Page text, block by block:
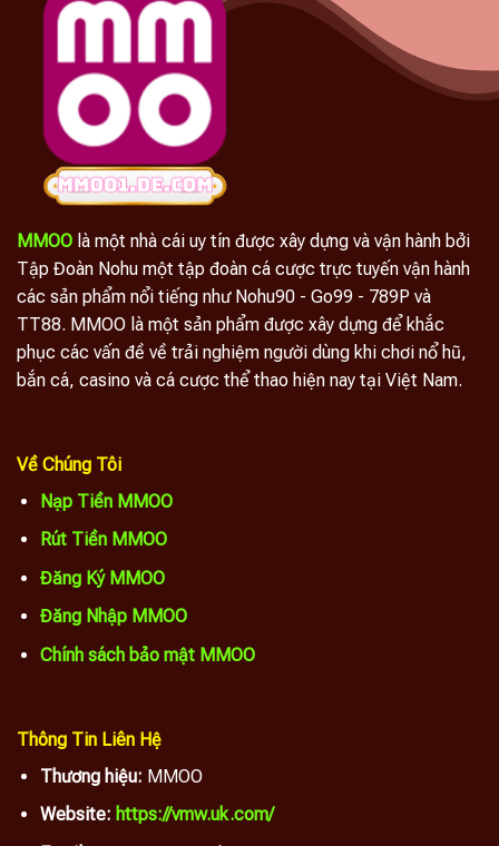
MMOO là một nhà cái uy tín được xây dựng và vận hành bởi
Tập Đoàn Nohu một tập đoàn cá cược trực tuyến vận hành
các sản phẩm nổi tiếng như Nohu90 - Go99 - 789P và
TT88. MMOO là một sản phẩm được xây dựng để khắc
phục các vấn đề về trải nghiệm người dùng khi chơi nổ hũ,
bắn cá, casino và cá cược thể thao hiện nay tại Việt Nam.
Về Chúng Tôi
Nạp Tiền MMOO
Rút Tiền MMOO
Đăng Ký MMOO
Đăng Nhập MMOO
Chính sách bảo mật MMOO
Thông Tin Liên Hệ
Thương hiệu: MMOO
Website: https://vmw.uk.com/